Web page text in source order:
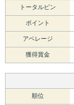
トータルピン
ポイント
アベレージ
獲得賞金
順位